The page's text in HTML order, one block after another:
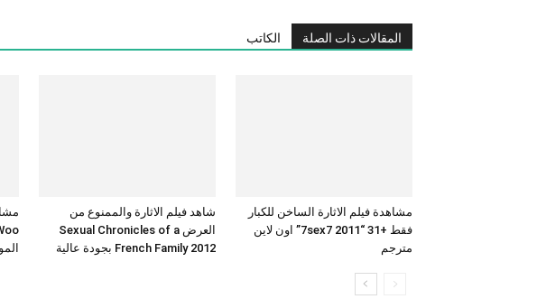
المقالات ذات الصلة الكاتب
شاهد فيلم الاثارة والممنوع من
العرض Sexual Chronicles of a
French Family 2012 بجودة عالية
مشاهدة فيلم الاثارة الساخن للكبار
فقط +31 “7sex7 2011” اون لاين
مترجم